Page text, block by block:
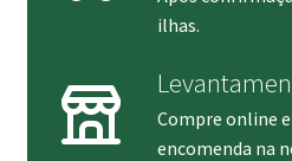
ilhas.
Compre online
encomenda na